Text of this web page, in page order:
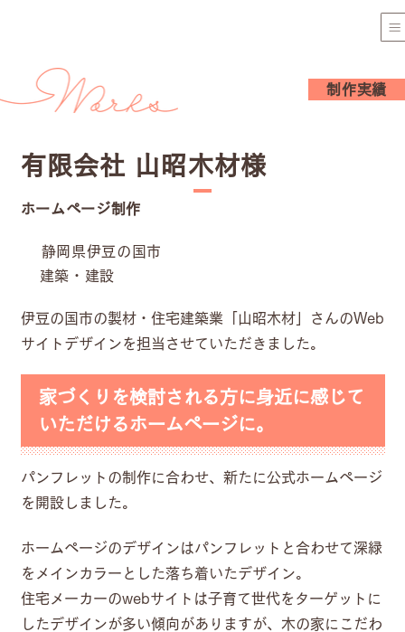
制作実績
有限会社 山昭木材様
ホームページ制作
静岡県伊豆の国市
建築・建設
伊豆の国市の製材・住宅建築業「山昭木材」さんのWeb
サイトデザインを担当させていただきました。
家づくりを検討される方に身近に感じて
いただけるホームページに。
パンフレットの制作に合わせ、新たに公式ホームページ
を開設しました。
ホームページのデザインはパンフレットと合わせて深緑
をメインカラーとした落ち着いたデザイン。
住宅メーカーのwebサイトは子育て世代をターゲットに
したデザインが多い傾向がありますが、木の家にこだわ